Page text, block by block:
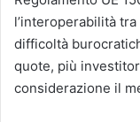
l’interoperabilità
difficoltà
quote, più
considerazione il